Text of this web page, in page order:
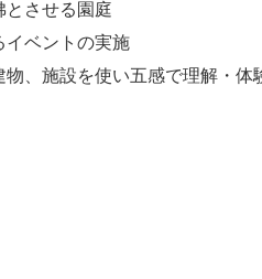
とさせる園庭
イベントの実施
、施設を使い五感で理解・体